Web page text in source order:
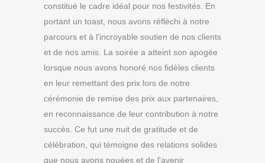
constitué le cadre idéal pour nos festivités. En
portant un toast, nous avons réfléchi à notre
parcours et à l'incroyable soutien de nos clients
et de nos amis. La soirée a atteint son apogée
lorsque nous avons honoré nos fidèles clients
en leur remettant des prix lors de notre
cérémonie de remise des prix aux partenaires,
en reconnaissance de leur contribution à notre
succès. Ce fut une nuit de gratitude et de
célébration, qui témoigne des relations solides
que nous avons nouées et de l'avenir